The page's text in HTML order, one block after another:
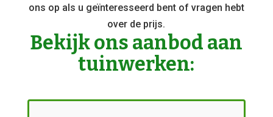
ons op als u geïnteresseerd bent of vragen hebt
over de prijs.
Bekijk ons aanbod aan
tuinwerken: